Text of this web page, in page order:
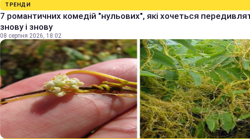
ТРЕНДИ
7 романтичних комедій "нульових", які хочеться
знову і знову
08 серпня 2026, 18:02